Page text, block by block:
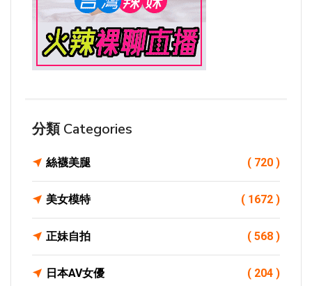
分類 Categories
絲襪美腿 ( 720 )
美女模特 ( 1672 )
正妹自拍 ( 568 )
日本AV女優 ( 204 )